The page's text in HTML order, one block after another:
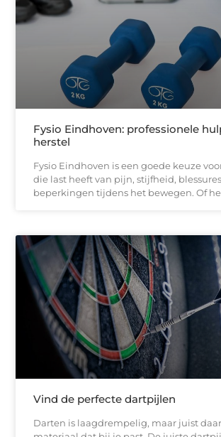
Fysio Eindhoven: professionele
herstel
Fysio Eindhoven is een goede keuze
die last heeft van pijn, stijfheid,
beperkingen tijdens het bewegen. Of
Vind de perfecte dartpijlen
Darten is laagdrempelig, maar juist